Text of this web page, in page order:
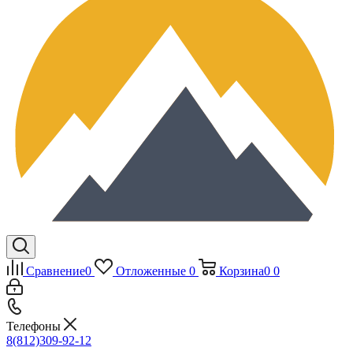
Сравнение0 Отложенные 0 Корзина0 0
Телефоны
8(812)309-92-12